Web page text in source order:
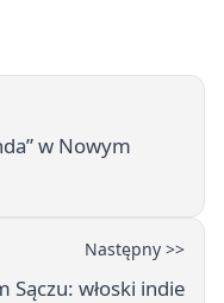
w Nowym
Następny >>
Sączu: włoski indie